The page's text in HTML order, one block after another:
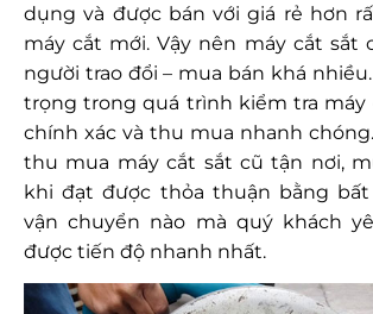
dụng và được bán với giá rẻ hơn
máy cắt mới. Vậy nên máy cắt sắt
người trao đổi – mua bán khá nhiều.
trọng trong quá trình kiểm tra máy
chính xác và thu mua nhanh chóng.
thu mua máy cắt sắt cũ tận nơi,
khi đạt được thỏa thuận bằng
vận chuyển nào mà quý khách
được tiến độ nhanh nhất.